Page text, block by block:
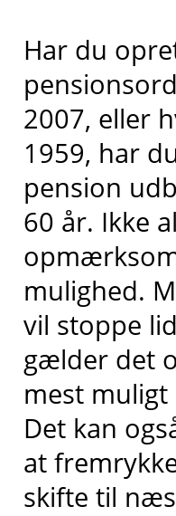
Har du
2007, eller
1959, har
pension
60 år. Ikke
mulighed.
vil stoppe
gælder det
mest
Det kan
at
skifte til